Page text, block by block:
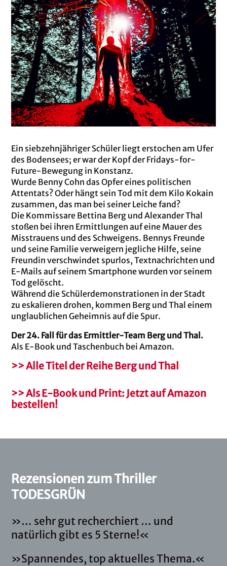
Ein siebzehnjähriger Schüler liegt erstochen am Ufer
des Bodensees; er war der Kopf der Fridays-for-
Future-Bewegung in Konstanz.
Wurde Benny Cohn das Opfer eines politischen
Attentats? Oder hängt sein Tod mit dem Kilo Kokain
zusammen, das man bei seiner Leiche fand?
Die Kommissare Bettina Berg und Alexander Thal
stoßen bei ihren Ermittlungen auf eine Mauer des
Misstrauens und des Schweigens. Bennys Freunde
und seine Familie verweigern jegliche Hilfe, seine
Freundin verschwindet spurlos, Textnachrichten und
E-Mails auf seinem Smartphone wurden vor seinem
Tod gelöscht.
Während die Schülerdemonstrationen in der Stadt
zu eskalieren drohen, kommen Berg und Thal einem
unglaublichen Geheimnis auf die Spur.
Der 24. Fall für das Ermittler-Team Berg und Thal.
Als E-Book und Taschenbuch bei Amazon.
>> Alle Titel der Reihe Berg und Thal
>> Als E-Book und Print: Jetzt auf Amazon
bestellen!
Rezensionen zum Thriller
TODESGRÜN
»… sehr gut recherchiert … und
natürlich gibt es 5 Sterne!«
»Spannendes, top aktuelles Thema.«